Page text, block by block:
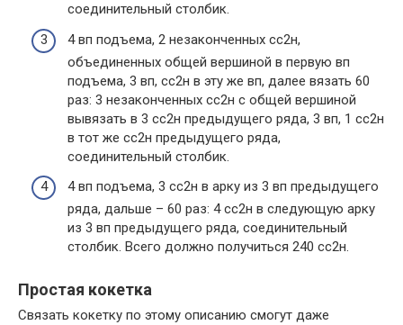
соединительный столбик.
4 вп подъема, 2 незаконченных сс2н,
объединенных общей вершиной в первую вп
подъема, 3 вп, сс2н в эту же вп, далее вязать 60
раз: 3 незаконченных сс2н с общей вершиной
вывязать в 3 сс2н предыдущего ряда, 3 вп, 1 сс2н
в тот же сс2н предыдущего ряда,
соединительный столбик.
4 вп подъема, 3 сс2н в арку из 3 вп предыдущего
ряда, дальше – 60 раз: 4 сс2н в следующую арку
из 3 вп предыдущего ряда, соединительный
столбик. Всего должно получиться 240 сс2н.
Простая кокетка
Связать кокетку по этому описанию смогут даже